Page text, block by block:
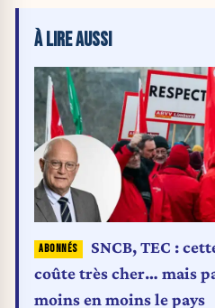
À LIRE AUSSI
SNCB, TEC :
coûte très cher… mais
moins en moins le pays